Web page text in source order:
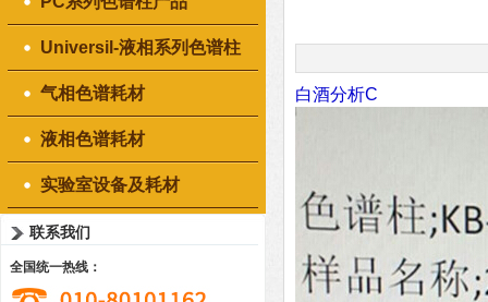
Universil-液相系列色谱柱
产品
气相色谱耗材
液相色谱耗材
实验室设备及耗材
联系我们
全国统一热线：
白酒分析C